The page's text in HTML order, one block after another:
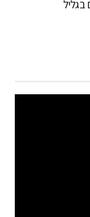
בגליל